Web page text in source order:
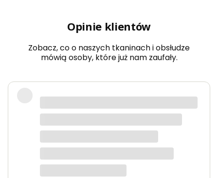
Opinie klientów
Zobacz, co o naszych tkaninach i obsłudze
mówią osoby, które już nam zaufały.
Bardzo dobra jakość tkanin, kolory
dokładnie takie jak na zdjęciach.
Zamówienie przyszło szybko i było
Anna K.